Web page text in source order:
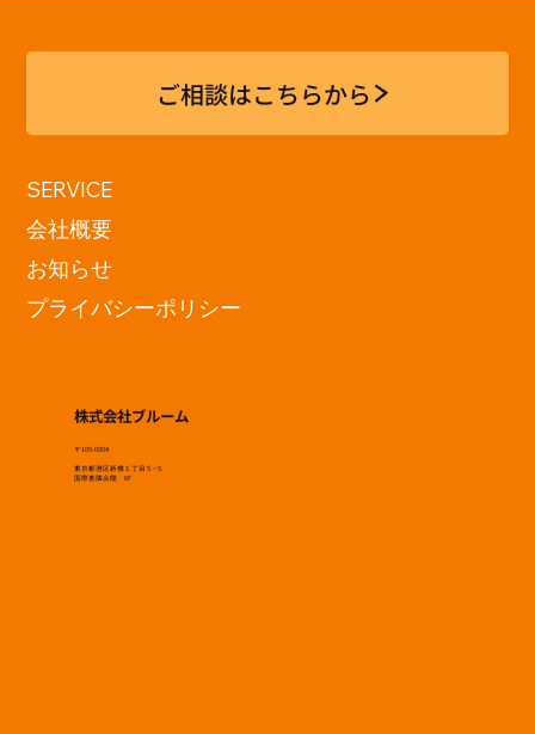
株式会社ブルーム
〒105-0004
東京都港区新橋１丁目５−５
国際善隣会館 6F
SERVICE
会社概要
お知らせ
プライバシーポリシー
ご相談はこちらから